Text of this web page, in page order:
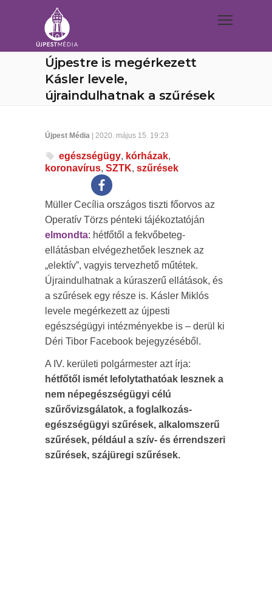
Újpestre is megérkezett
Kásler levele,
újraindulhatnak a szűrések
Újpest Média | 2020. május 15. 19:23
egészségügy, kórházak,
koronavírus, SZTK, szűrések
Müller Cecília országos tiszti főorvos az
Operatív Törzs pénteki tájékoztatóján
elmondta: hétfőtől a fekvőbeteg-
ellátásban elvégezhetőek lesznek az
„elektív”, vagyis tervezhető műtétek.
Újraindulhatnak a kúraszerű ellátások, és
a szűrések egy része is. Kásler Miklós
levele megérkezett az újpesti
egészségügyi intézményekbe is – derül ki
Déri Tibor Facebook bejegyzéséből.
A IV. kerületi polgármester azt írja:
hétfőtől ismét lefolytathatóak lesznek a
nem népegészségügyi célú
szűrővizsgálatok, a foglalkozás-
egészségügyi szűrések, alkalomszerű
szűrések, például a szív- és érrendszeri
szűrések, szájüregi szűrések.